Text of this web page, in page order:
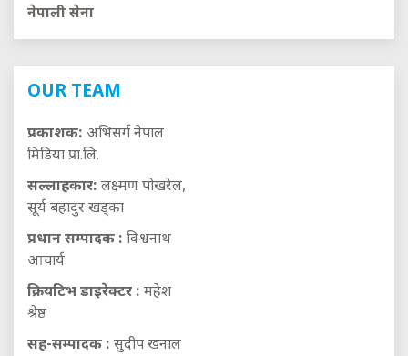
नेपाली सेना
OUR TEAM
प्रकाशक: अभिसर्ग नेपाल
मिडिया प्रा.लि.
सल्लाहकार: लक्ष्मण पोखरेल,
सूर्य बहादुर खड्का
प्रधान सम्पादक : विश्वनाथ
आचार्य
क्रियटिभ डाइरेक्टर : महेश
श्रेष्ठ
सह-सम्पादक : सुदीप खनाल